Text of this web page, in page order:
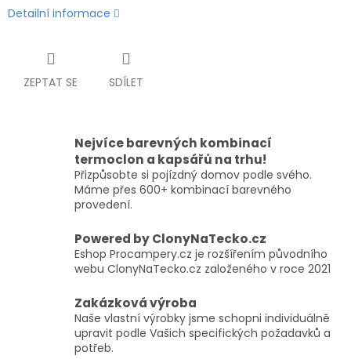
Detailní informace
ZEPTAT SE SDÍLET
Nejvíce barevných kombinací
termoclon a kapsářů na trhu!
Přizpůsobte si pojízdný domov podle svého.
Máme přes 600+ kombinací barevného
provedení.
Powered by ClonyNaTecko.cz
Eshop Procampery.cz je rozšířením původního
webu ClonyNaTecko.cz založeného v roce 2021
Zakázková výroba
Naše vlastní výrobky jsme schopni individuálně
upravit podle Vašich specifických požadavků a
potřeb.